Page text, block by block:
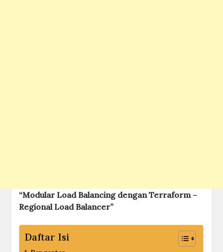
“Modular Load Balancing dengan Terraform –
Regional Load Balancer”
Daftar Isi